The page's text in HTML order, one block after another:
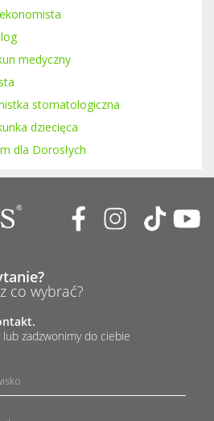
medyczny
stomatologiczna
dziecięca
dla Dorosłych
co wybrać?
lub zadzwonimy do ciebie